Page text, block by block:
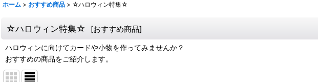
ホーム > おすすめ商品 > ☆ハロウィン特集☆
☆ハロウィン特集☆ [おすすめ商品]
ハロウィンに向けてカードや小物を作ってみませんか？
おすすめの商品をご紹介します。